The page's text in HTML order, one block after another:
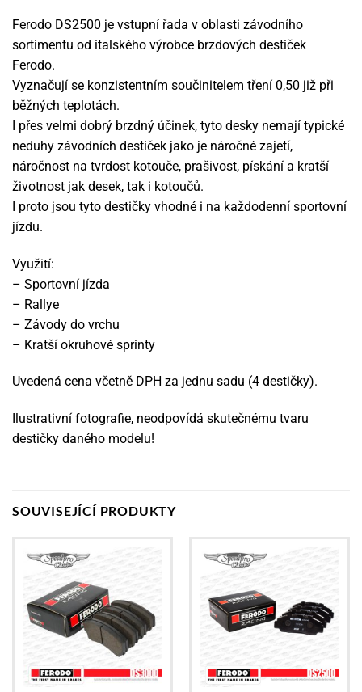
Ferodo DS2500 je vstupní řada v oblasti závodního
sortimentu od italského výrobce brzdových destiček
Ferodo.
Vyznačují se konzistentním součinitelem tření 0,50 již při
běžných teplotách.
I přes velmi dobrý brzdný účinek, tyto desky nemají typické
neduhy závodních destiček jako je náročné zajetí,
náročnost na tvrdost kotouče, prašivost, pískání a kratší
životnost jak desek, tak i kotoučů.
I proto jsou tyto destičky vhodné i na každodenní sportovní
jízdu.
Využití:
– Sportovní jízda
– Rallye
– Závody do vrchu
– Kratší okruhové sprinty
Uvedená cena včetně DPH za jednu sadu (4 destičky).
Ilustrativní fotografie, neodpovídá skutečnému tvaru
destičky daného modelu!
SOUVISEJÍCÍ PRODUKTY